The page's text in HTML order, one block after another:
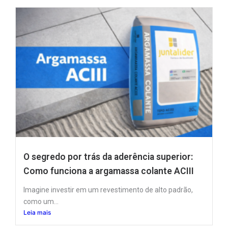
O segredo por trás da aderência superior:
Como funciona a argamassa colante ACIII
Imagine investir em um revestimento de alto padrão,
como um...
Leia mais